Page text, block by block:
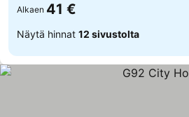
Alkaen 41 €
Näytä hinnat 12 sivustolta